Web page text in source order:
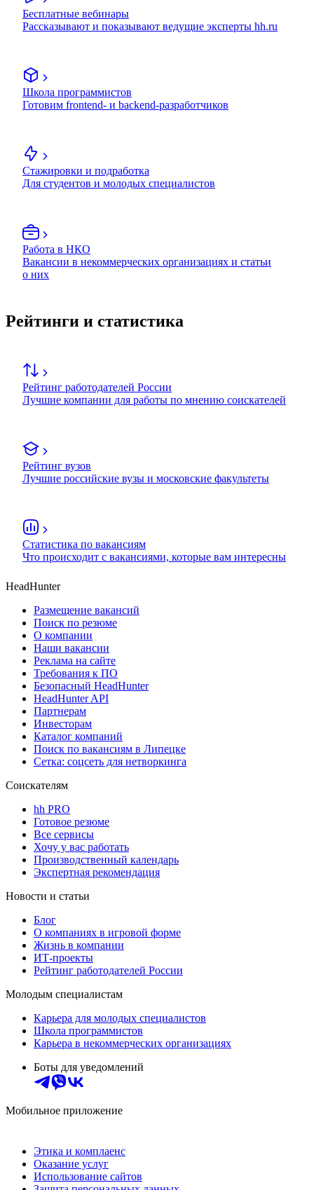
Бесплатные вебинары
Рассказывают и показывают ведущие эксперты hh.ru
Школа программистов
Готовим frontend- и backend-разработчиков
Стажировки и подработка
Для студентов и молодых специалистов
Работа в НКО
Вакансии в некоммерческих организациях и статьи
о них
Рейтинги и статистика
Рейтинг работодателей России
Лучшие компании для работы по мнению соискателей
Рейтинг вузов
Лучшие российские вузы и московские факультеты
Статистика по вакансиям
Что происходит с вакансиями, которые вам интересны
HeadHunter
Размещение вакансий
Поиск по резюме
О компании
Наши вакансии
Реклама на сайте
Требования к ПО
Безопасный HeadHunter
HeadHunter API
Партнерам
Инвесторам
Каталог компаний
Поиск по вакансиям в Липецке
Сетка: соцсеть для нетворкинга
Соискателям
hh PRO
Готовое резюме
Все сервисы
Хочу у вас работать
Производственный календарь
Экспертная рекомендация
Новости и статьи
Блог
О компаниях в игровой форме
Жизнь в компании
ИТ-проекты
Рейтинг работодателей России
Молодым специалистам
Карьера для молодых специалистов
Школа программистов
Карьера в некоммерческих организациях
Боты для уведомлений
Мобильное приложение
Этика и комплаенс
Оказание услуг
Использование сайтов